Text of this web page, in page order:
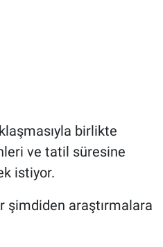
birlikte
ve tatil süresine
istiyor.
şimdiden araştırmalara